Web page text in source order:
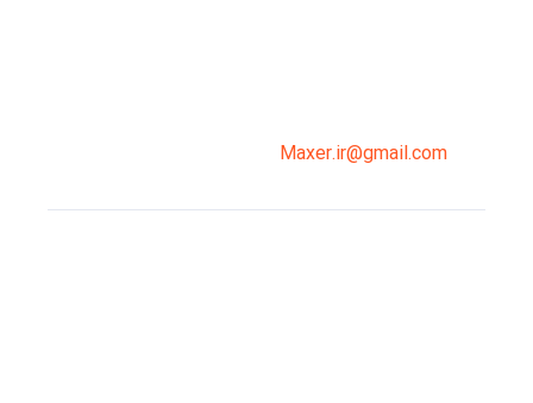
Maxer.ir@gmail.com